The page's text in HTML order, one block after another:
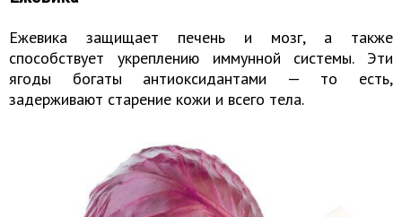
Ежевика защищает печень и мозг, а также
способствует укреплению иммунной системы. Эти
ягоды богаты антиоксидантами — то есть,
задерживают старение кожи и всего тела.